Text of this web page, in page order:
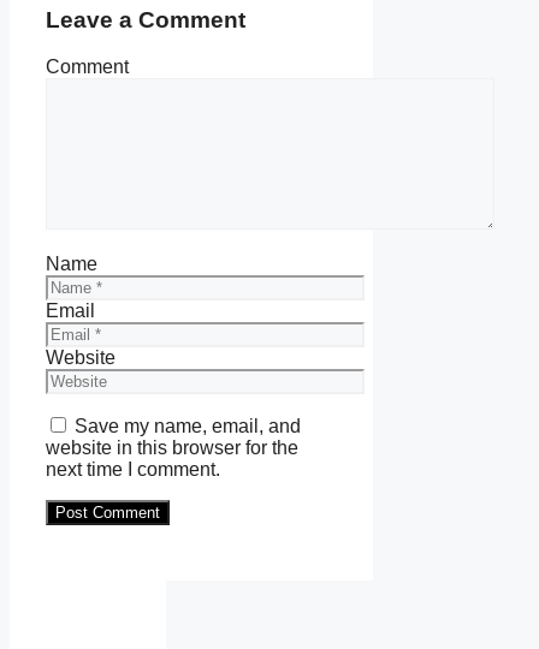
Leave a Comment
Comment
Name
Email
Website
Save my name, email, and
website in this browser for the
next time I comment.